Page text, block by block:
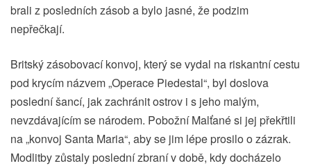
brali z posledních zásob a bylo jasné, že podzim
nepřečkají.
Britský zásobovací konvoj, který se vydal na riskantní cestu
pod krycím názvem „Operace Piedestal“, byl doslova
poslední šancí, jak zachránit ostrov i s jeho malým,
nevzdávajícím se národem. Pobožní Malťané si jej překřtili
na „konvoj Santa Maria“, aby se jim lépe prosilo o zázrak.
Modlitby zůstaly poslední zbraní v době, kdy docházelo